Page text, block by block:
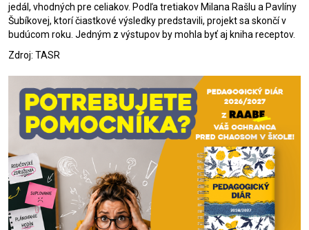
jedál, vhodných pre celiakov. Podľa tretiakov Milana Rašlu a Pavlíny
Šubíkovej, ktorí čiastkové výsledky predstavili, projekt sa skončí v
budúcom roku. Jedným z výstupov by mohla byť aj kniha receptov.
Zdroj: TASR